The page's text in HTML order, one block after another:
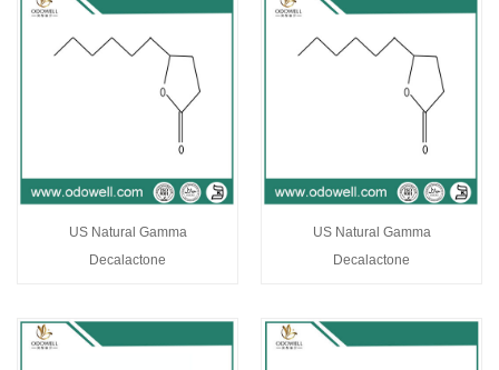
US Natural Gamma
Decalactone
US Natural Gamma
Decalactone